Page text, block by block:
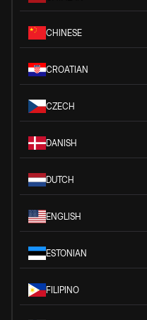
CHINESE
CROATIAN
CZECH
DANISH
DUTCH
ENGLISH
ESTONIAN
FILIPINO